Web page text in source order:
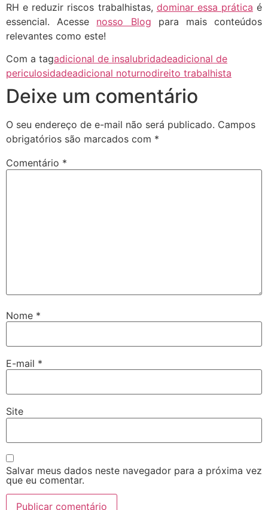
RH e reduzir riscos trabalhistas, dominar essa prática é
essencial. Acesse nosso Blog para mais conteúdos
relevantes como este!
Com a tagadicional de insalubridadeadicional de
periculosidadeadicional noturnodireito trabalhista
Deixe um comentário
O seu endereço de e-mail não será publicado. Campos
obrigatórios são marcados com *
Comentário *
Nome *
E-mail *
Site
Salvar meus dados neste navegador para a próxima vez
que eu comentar.